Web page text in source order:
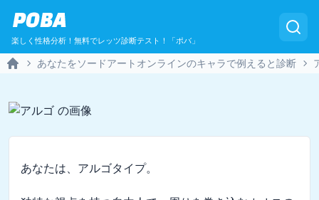
POBA
楽しく性格分析！無料でレッツ診断テスト！「ポバ」
あなたをソードアートオンラインのキャラで例えると診断
あなたは、アルゴタイプ。